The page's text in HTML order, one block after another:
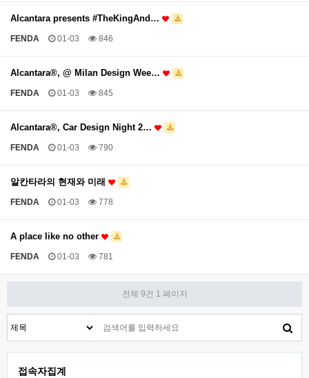
Alcantara presents #TheKingAnd…
FENDA 01-03 846
Alcantara®, @ Milan Design Wee…
FENDA 01-03 845
Alcantara®, Car Design Night 2…
FENDA 01-03 790
알칸타라의 현재와 미래
FENDA 01-03 778
A place like no other
FENDA 01-03 781
전체 9건 1 페이지
접속자집계